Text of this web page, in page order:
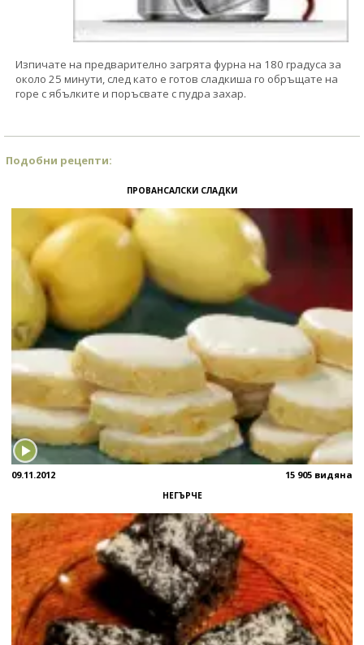
Изпичате на предварително загрята фурна на 180 градуса за
около 25 минути, след като е готов сладкиша го обръщате на
горе с ябълките и поръсвате с пудра захар.
Подобни рецепти:
ПРОВАНСАЛСКИ СЛАДКИ
09.11.2012 15 905 видяна
НЕГЪРЧЕ